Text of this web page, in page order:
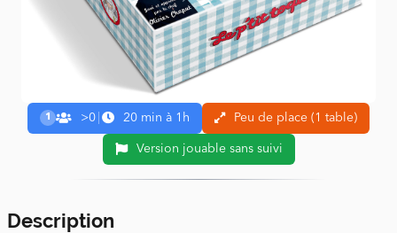
1 >0 20 min à 1h Peu de place (1 table)
Version jouable sans suivi
Description